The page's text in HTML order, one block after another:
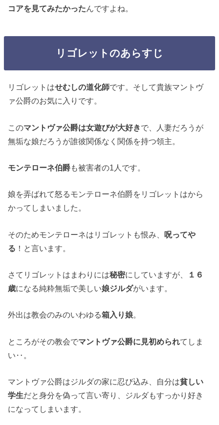
コアを見てみたかったんですよね。
リゴレットのあらすじ
リゴレットはせむしの道化師です。そして貴族マントヴ
ァ公爵のお気に入りです。
このマントヴァ公爵は女遊びが大好きで、人妻だろうが
無垢な娘だろうが誰彼関係なく関係を持つ領主。
モンテローネ伯爵も被害者の1人です。
娘を弄ばれて怒るモンテローネ伯爵をリゴレットはから
かってしまいました。
そのためモンテローネはリゴレットも恨み、呪ってや
る ！と言います。
さてリゴレットはまわりには秘密にしていますが、
１６
歳になる純粋無垢で美しい娘ジルダがいます。
外出は教会のみのいわゆる箱入り娘。
ところがその教会でマントヴァ公爵に見初められてしま
い‥。
マントヴァ公爵はジルダの家に忍び込み、自分は貧しい
学生だと身分を偽って言い寄り、ジルダもすっかり好き
になってしまいます。